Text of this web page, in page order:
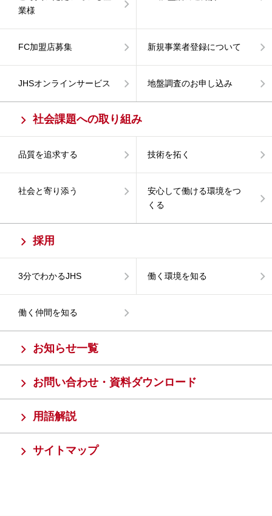
業様
FC加盟店募集 新規事業者登録について
JHSオンラインサービス 地盤調査のお申し込み
社会課題への取り組み
品質を追求する 技術を拓く
社会と寄り添う
安心して働ける環境をつ
くる
採用
3分でわかるJHS 働く環境を知る
働く仲間を知る
お知らせ一覧
お問い合わせ・資料ダウンロード
用語解説
サイトマップ